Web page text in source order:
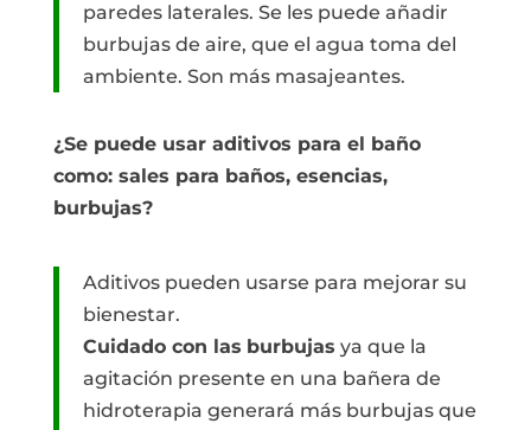
paredes laterales. Se les puede añadir
burbujas de aire, que el agua toma del
ambiente. Son más masajeantes.
¿Se puede usar aditivos para el baño
como: sales para baños, esencias,
burbujas?
Aditivos pueden usarse para mejorar su
bienestar.
Cuidado con las burbujas ya que la
agitación presente en una bañera de
hidroterapia generará más burbujas que